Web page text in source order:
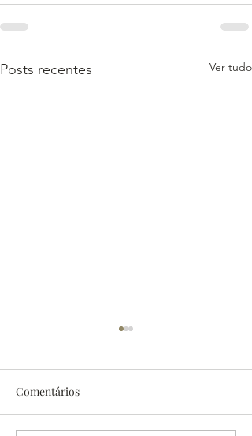
Posts recentes Ver tudo
Comentários